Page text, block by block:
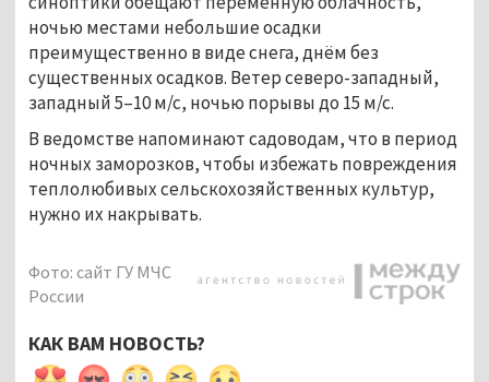
ночью местами небольшие осадки
преимущественно в виде снега, днём без
существенных осадков. Ветер северо-западный,
западный 5–10 м/с, ночью порывы до 15 м/с.
В ведомстве напоминают садоводам, что в период
ночных заморозков, чтобы избежать повреждения
теплолюбивых сельскохозяйственных культур,
нужно их накрывать.
Фото: сайт ГУ МЧС
России
КАК ВАМ НОВОСТЬ?